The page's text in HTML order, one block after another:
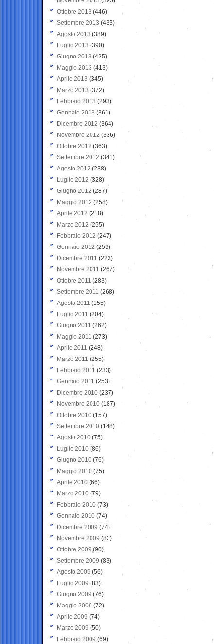
Ottobre 2013 (446)
Settembre 2013 (433)
Agosto 2013 (389)
Luglio 2013 (390)
Giugno 2013 (425)
Maggio 2013 (413)
Aprile 2013 (345)
Marzo 2013 (372)
Febbraio 2013 (293)
Gennaio 2013 (361)
Dicembre 2012 (364)
Novembre 2012 (336)
Ottobre 2012 (363)
Settembre 2012 (341)
Agosto 2012 (238)
Luglio 2012 (328)
Giugno 2012 (287)
Maggio 2012 (258)
Aprile 2012 (218)
Marzo 2012 (255)
Febbraio 2012 (247)
Gennaio 2012 (259)
Dicembre 2011 (223)
Novembre 2011 (267)
Ottobre 2011 (283)
Settembre 2011 (268)
Agosto 2011 (155)
Luglio 2011 (204)
Giugno 2011 (262)
Maggio 2011 (273)
Aprile 2011 (248)
Marzo 2011 (255)
Febbraio 2011 (233)
Gennaio 2011 (253)
Dicembre 2010 (237)
Novembre 2010 (187)
Ottobre 2010 (157)
Settembre 2010 (148)
Agosto 2010 (75)
Luglio 2010 (86)
Giugno 2010 (76)
Maggio 2010 (75)
Aprile 2010 (66)
Marzo 2010 (79)
Febbraio 2010 (73)
Gennaio 2010 (74)
Dicembre 2009 (74)
Novembre 2009 (83)
Ottobre 2009 (90)
Settembre 2009 (83)
Agosto 2009 (56)
Luglio 2009 (83)
Giugno 2009 (76)
Maggio 2009 (72)
Aprile 2009 (74)
Marzo 2009 (50)
Febbraio 2009 (69)